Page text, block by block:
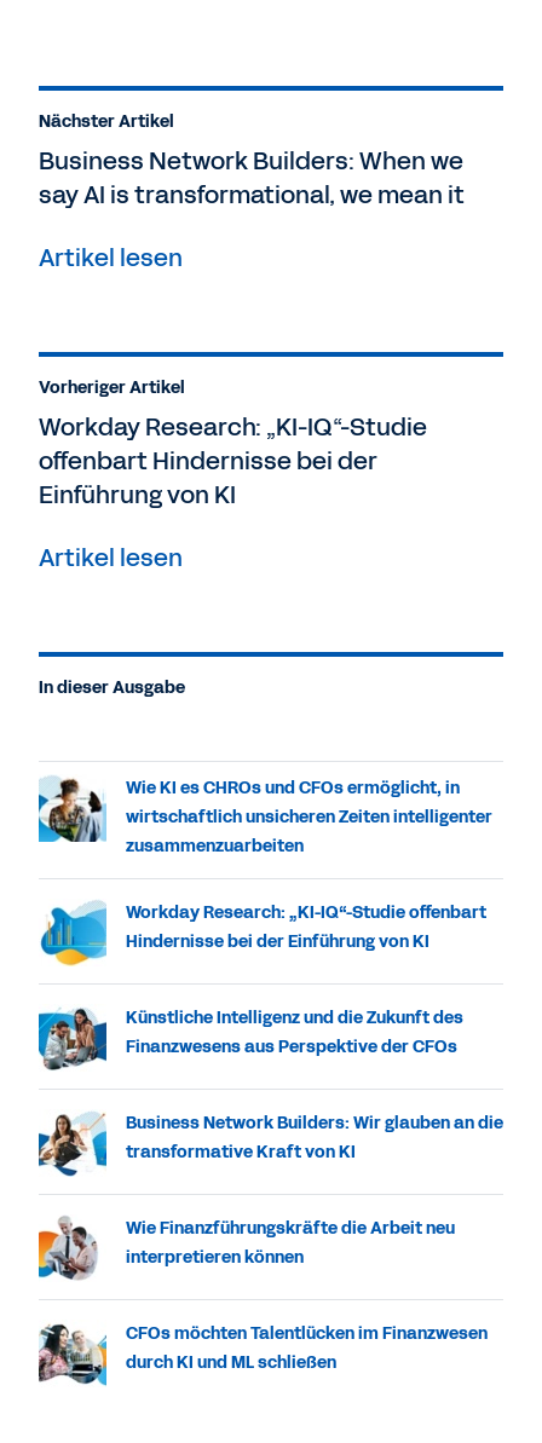
Nächster Artikel
Business Network Builders: When we
say AI is transformational, we mean it
Artikel lesen
Vorheriger Artikel
Workday Research: „KI-IQ“-Studie
offenbart Hindernisse bei der
Einführung von KI
Artikel lesen
In dieser Ausgabe
Wie KI es CHROs und CFOs ermöglicht, in
wirtschaftlich unsicheren Zeiten intelligenter
zusammenzuarbeiten
Workday Research: „KI-IQ“-Studie offenbart
Hindernisse bei der Einführung von KI
Künstliche Intelligenz und die Zukunft des
Finanzwesens aus Perspektive der CFOs
Business Network Builders: Wir glauben an die
transformative Kraft von KI
Wie Finanzführungskräfte die Arbeit neu
interpretieren können
CFOs möchten Talentlücken im Finanzwesen
durch KI und ML schließen